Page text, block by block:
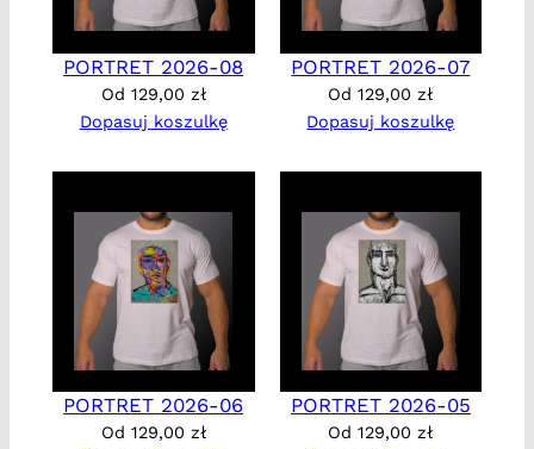
PORTRET 2026-08
Od 129,00 zł
Dopasuj koszulkę
PORTRET 2026-07
Od129,00zł
Dopasuj koszulkę
PORTRET 2026-06
Od 129,00 zł
PORTRET 2026-05
Od129,00zł